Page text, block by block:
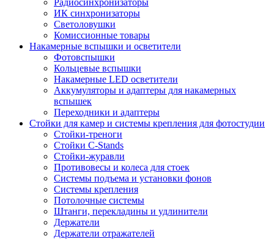
Радиосинхронизаторы
ИК синхронизаторы
Светоловушки
Комиссионные товары
Накамерные вспышки и осветители
Фотовспышки
Кольцевые вспышки
Накамерные LED осветители
Аккумуляторы и адаптеры для накамерных
вспышек
Переходники и адаптеры
Стойки для камер и системы крепления для фотостудии
Стойки-треноги
Стойки C-Stands
Стойки-журавли
Противовесы и колеса для стоек
Системы подъема и установки фонов
Системы крепления
Потолочные системы
Штанги, перекладины и удлинители
Держатели
Держатели отражателей